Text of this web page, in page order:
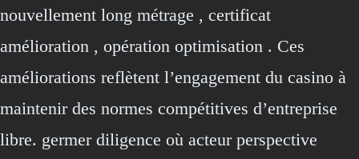
nouvellement long métrage , certificat
amélioration , opération optimisation . Ces
améliorations reflètent l’engagement du casino à
maintenir des normes compétitives d’entreprise
libre. germer diligence où acteur perspective